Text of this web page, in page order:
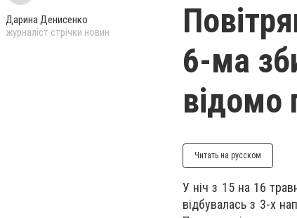
Дарина Денисенко
журналіст стрічки новин
6-ма
відомо
Читать на русском
У ніч з 15 на 16
відбувалась з 3-х